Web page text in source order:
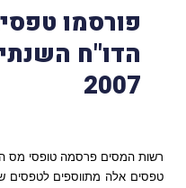
פורסמו
הדו"ח
2007
רשות המסים פרסמה טופסי מס